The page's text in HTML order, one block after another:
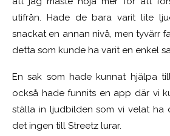
utifrån. Hade de bara varit lite
snackat en annan nivå, men tyvärr
detta som kunde ha varit en enkel
En sak som hade kunnat hjälpa
också hade funnits en app där vi
ställa in ljudbilden som vi velat ha
det ingen till Streetz lurar.